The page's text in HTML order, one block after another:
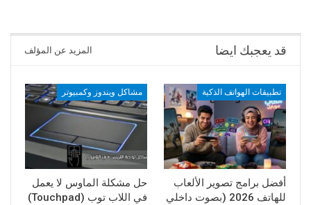
قد يعجبك ايضا المزيد عن المؤلف
تطبيقات الهواتف الذكية
أفضل برامج تصوير الألعاب
للهاتف 2026 (بصوت داخلي
مشاكل ويندوز وكمبيوتر
حل مشكلة الماوس لا يعمل
في اللاب توب (Touchpad)